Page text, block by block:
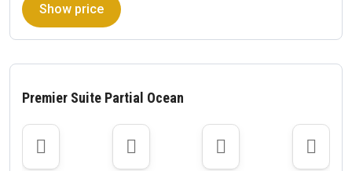
Show price
Premier Suite Partial Ocean